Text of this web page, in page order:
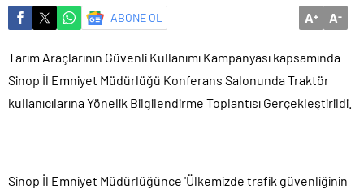
Sığacık’tan güçlü mesaj: “Deniz bizim, Sığacık hepimizin”
ABONE OL A+ A-
Tarım Araçlarının Güvenli Kullanımı Kampanyası kapsamında
Sinop İl Emniyet Müdürlüğü Konferans Salonunda Traktör
kullanıcılarına Yönelik Bilgilendirme Toplantısı Gerçekleştirildi.
Sinop İl Emniyet Müdürlüğünce 'Ülkemizde trafik güvenliğinin